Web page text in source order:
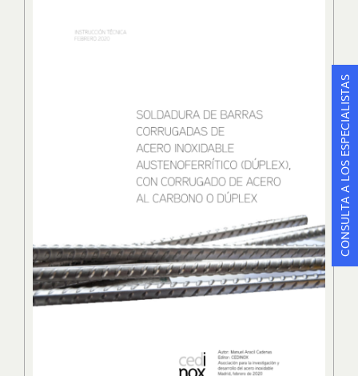
CONSULTA A LOS ESPECIALISTAS